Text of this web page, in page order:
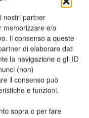
nostri partner
memorizzare e/o
Il consenso a queste
di elaborare dati
la navigazione o gli ID
(non)
il consenso può
e funzioni.
sopra o per fare
della grammatura
produttori, scesa da
A questi dati si
cresciuti
ad arrivare a 417.
ricerca e lo sviluppo